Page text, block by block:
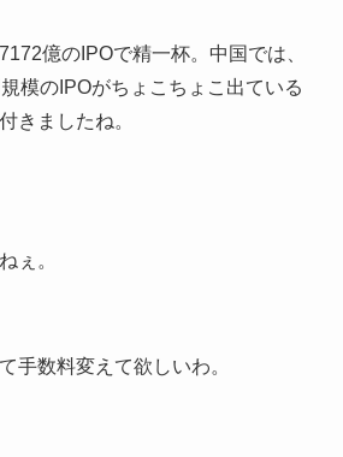
億のIPOで精一杯。中国では、
模のIPOがちょこちょこ出ている
きましたね。
ぇ。
手数料変えて欲しいわ。